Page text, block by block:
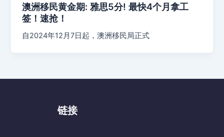
澳洲移民黄金期: 雅思5分! 最快4个月拿工
签！速抢！
自2024年12月7日起，澳洲移民局正式
链接